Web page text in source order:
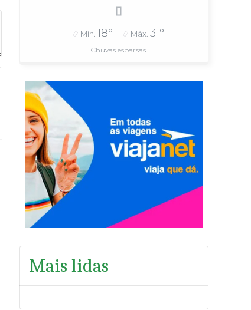
Mín. 18° Máx. 31°
Chuvas esparsas
Mais lidas